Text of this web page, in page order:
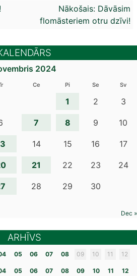
Nākošais: Dāvāsim
flomāsteriem otru dzīvi!
2024
Ce Pi Se Sv
1 2 3
7 8 9 10
14 15 16 17
21 22 23 24
28 29 30
Dec »
ARHĪVS
05 06 07 08 09 10 11 12
05 06 07 08 09 10 11 12